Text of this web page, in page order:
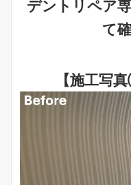
デントリペア
て
【施工写